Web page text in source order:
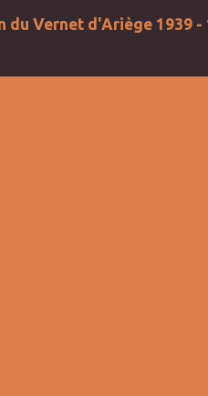
du Vernet d'Ariège 1939 -